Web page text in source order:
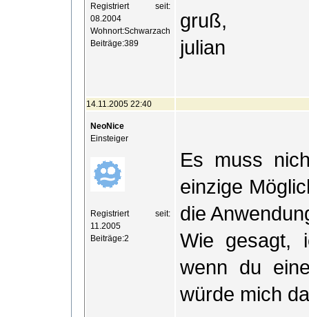
Registriert seit:
08.2004
Wohnort:Schwarzach
Beiträge:389
gruß,
julian
14.11.2005 22:40
NeoNice
Einsteiger
Registriert seit:
11.2005
Beiträge:2
Es muss
einzige
die
Wie gesagt,
wenn du
würde mich